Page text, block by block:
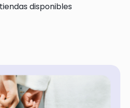
disponibles